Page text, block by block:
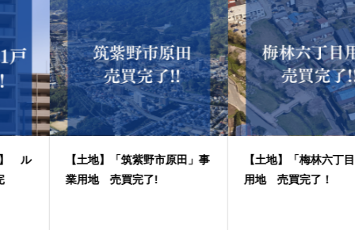
【土地】「筑紫野市原田」事
業用地 売買完了!
【土地】「梅林六丁目」事業
用地 売買完了！